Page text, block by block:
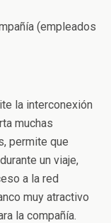
(empleados
la interconexión
muchas
permite que
un viaje,
a la red
muy atractivo
la compañía.